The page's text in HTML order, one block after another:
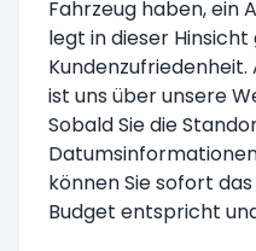
Fahrzeug haben, ein
legt in dieser
Kundenzufriedenheit.
ist uns über unsere
Sobald Sie die
können Sie sofort
Budget entspricht